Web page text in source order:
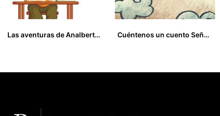
Las aventuras de Analberto. Un niño poco despierto.
Cuéntenos un cuento Señor Ocre